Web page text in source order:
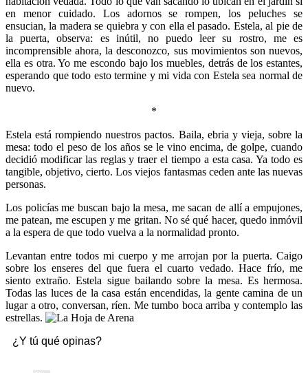
en menor cuidado. Los adornos se rompen, los peluches se
ensucian, la madera se quiebra y con ella el pasado. Estela, al pie de
la puerta, observa: es inútil, no puedo leer su rostro, me es
incomprensible ahora, la desconozco, sus movimientos son nuevos,
ella es otra. Yo me escondo bajo los muebles, detrás de los estantes,
esperando que todo esto termine y mi vida con Estela sea normal de
nuevo.
*
Estela está rompiendo nuestros pactos. Baila, ebria y vieja, sobre la
mesa: todo el peso de los años se le vino encima, de golpe, cuando
decidió modificar las reglas y traer el tiempo a esta casa. Ya todo es
tangible, objetivo, cierto. Los viejos fantasmas ceden ante las nuevas
personas.
Los policías me buscan bajo la mesa, me sacan de allí a empujones,
me patean, me escupen y me gritan. No sé qué hacer, quedo inmóvil
a la espera de que todo vuelva a la normalidad pronto.
Levantan entre todos mi cuerpo y me arrojan por la puerta. Caigo
sobre los enseres del que fuera el cuarto vedado. Hace frío, me
siento extraño. Estela sigue bailando sobre la mesa. Es hermosa.
Todas las luces de la casa están encendidas, la gente camina de un
lugar a otro, conversan, ríen. Me tumbo boca arriba y contemplo las
estrellas.
¿Y tú qué opinas?